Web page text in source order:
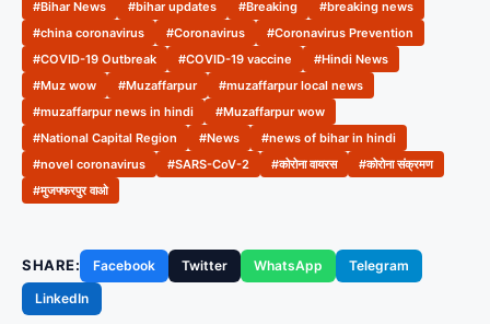
#Bihar News #bihar updates #Breaking
#breaking news
#china coronavirus
#Coronavirus
#Coronavirus Prevention
#COVID-19 Outbreak
#COVID-19 vaccine
#Hindi News
#Muz wow
#Muzaffarpur
#muzaffarpur local news
#muzaffarpur news in hindi
#Muzaffarpur wow
#National Capital Region
#News
#news of bihar in hindi
#novel coronavirus
#SARS-CoV-2 #कोरोना वायरस
#कोरोना संक्रमण
#मुजफ्फरपुर वाओ
SHARE: Facebook Twitter WhatsApp
Telegram
LinkedIn